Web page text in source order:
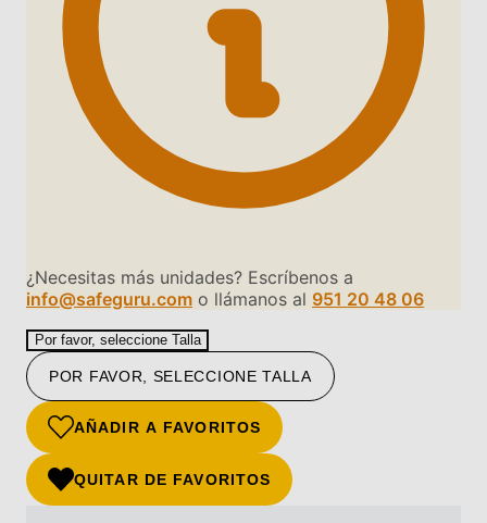
¿Necesitas más unidades? Escríbenos a
info@safeguru.com o llámanos al 951 20 48 06
Por favor, seleccione Talla
POR FAVOR, SELECCIONE TALLA
AÑADIR A FAVORITOS
QUITAR DE FAVORITOS